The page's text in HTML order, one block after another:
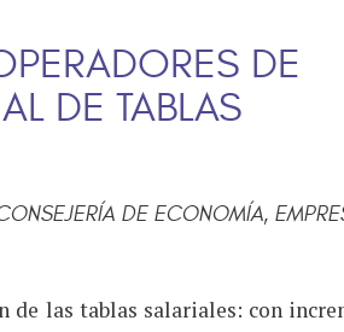
DE
DE TABLAS
DE ECONOMÍA,
de las tablas salariales: con